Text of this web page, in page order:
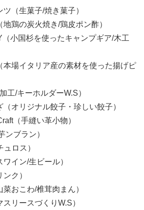
ツ（生菓子/焼き菓子）
地鶏の炭火焼き/鶏皮ポン酢）
（小国杉を使ったキャンプギア/木工
本場イタリア産の素材を使った揚げピ
工/キーホルダーW.S）
（オリジナル餃子・珍しい餃子）
（手縫い革小物）
ンブラン）
ュロス）
ワイン/生ビール）
ク）
菜おこわ/椎茸肉まん）
スリースづくりW.S）